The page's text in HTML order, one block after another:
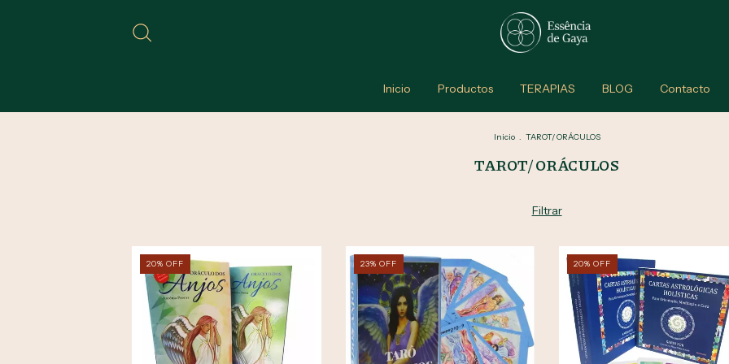
Inicio Productos TERAPIAS BLOG Contacto
Inicio . TAROT/ ORÁCULOS
TAROT/ ORÁCULOS
Filtrar
20% OFF 23% OFF 20% OFF